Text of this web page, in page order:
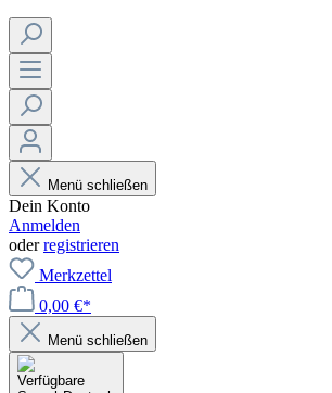
Menü schließen
Dein Konto
Anmelden
oderregistrieren
Merkzettel
0,00 €*
Menü schließen